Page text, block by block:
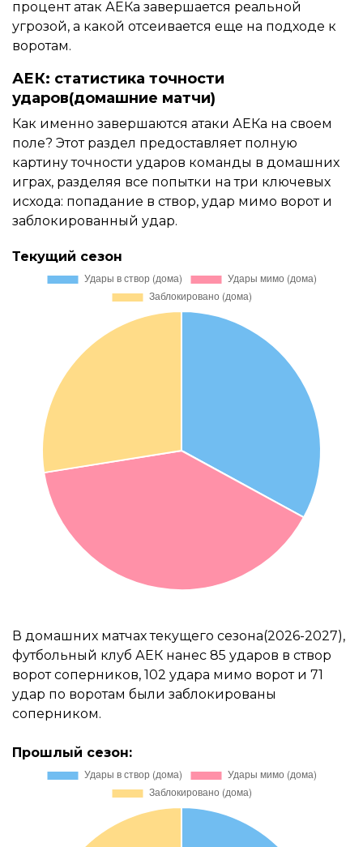
процент атак АЕКа завершается реальной
угрозой, а какой отсеивается еще на подходе к
воротам.
АЕК: статистика точности
ударов(домашние матчи)
Как именно завершаются атаки АЕКа на своем
поле? Этот раздел предоставляет полную
картину точности ударов команды в домашних
играх, разделяя все попытки на три ключевых
исхода: попадание в створ, удар мимо ворот и
заблокированный удар.
Текущий сезон
В домашних матчах текущего сезона(2026-2027),
футбольный клуб АЕК нанес 85 ударов в створ
ворот соперников, 102 удара мимо ворот и 71
удар по воротам были заблокированы
соперником.
Прошлый сезон: